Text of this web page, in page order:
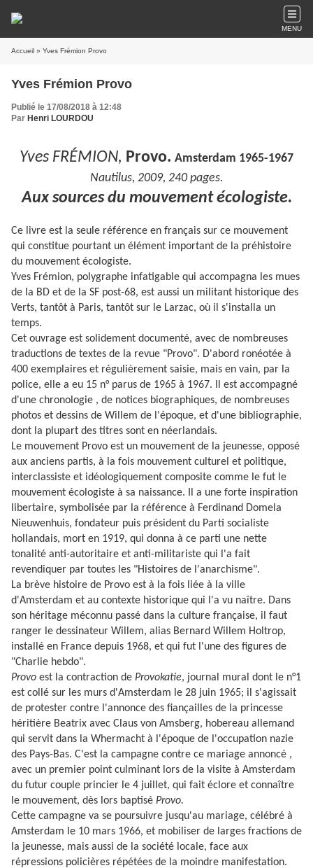
MENU
Accueil » Yves Frémion Provo
Yves Frémion Provo
Publié le 17/08/2018 à 12:48
Par Henri LOURDOU
Yves FRÉMION, Provo. Amsterdam 1965-1967
Nautilus, 2009, 240 pages.
Aux sources du mouvement écologiste.
Ce livre est la seule référence en français sur ce mouvement
qui constitue pourtant un élément important de la préhistoire
du mouvement écologiste.
Yves Frémion, polygraphe infatigable qui accompagna les mues
de la BD et de la SF post-68, est aussi un militant historique des
Verts, tantôt à Paris, tantôt sur le Larzac, où il s'installa un
temps.
Cet ouvrage est solidement documenté, avec de nombreuses
traductions de textes de la revue "Provo". D'abord ronéotée à
400 exemplaires et régulièrement saisie, mais en vain, par la
police, elle a eu 15 n° parus de 1965 à 1967. Il est accompagné
d'une chronologie , de notices biographiques, de nombreuses
photos et dessins de Willem de l'époque, et d'une bibliographie,
dont la plupart des titres sont en néerlandais.
Le mouvement Provo est un mouvement de la jeunesse, opposé
aux anciens partis, à la fois mouvement culturel et politique,
interclassiste et idéologiquement composite comme le fut le
mouvement écologiste à sa naissance. Il a une forte inspiration
libertaire, symbolisée par la référence à Ferdinand Domela
Nieuwenhuis, fondateur puis président du Parti socialiste
hollandais, mort en 1919, qui donna à ce parti une nette
tonalité anti-autoritaire et anti-militariste qui l'a fait
revendiquer par toutes les "Histoires de l'anarchisme".
La brève histoire de Provo est à la fois liée à la ville
d'Amsterdam et au contexte historique qui l'a vu naître. Dans
son héritage méconnu passé dans la culture française, il faut
ranger le dessinateur Willem, alias Bernard Willem Holtrop,
installé en France depuis 1968, et qui fut l'une des figures de
"Charlie hebdo".
Provo est la contraction de Provokatie, journal mural dont le n°1
est collé sur les murs d'Amsterdam le 28 juin 1965; il s'agissait
de protester contre l'annonce des fiançailles de la princesse
héritière Beatrix avec Claus von Amsberg, hobereau allemand
qui servit dans la Whermacht à l'époque de l'occupation nazie
des Pays-Bas. C'est la campagne contre ce mariage annoncé ,
avec un premier point culminant lors de la visite à Amsterdam
du futur couple princier le 4 juillet, qui fait éclore et connaître
le mouvement, dès lors baptisé Provo.
Cette campagne va se poursuivre jusqu'au mariage, célébré à
Amsterdam le 10 mars 1966, et mobiliser de larges fractions de
la jeunesse, mais aussi de la société locale, face aux
répressions policières répétées de la moindre manifestation.